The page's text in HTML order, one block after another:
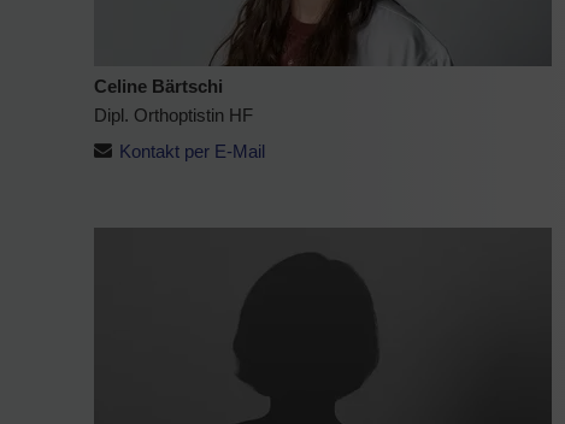
Celine Bärtschi
Dipl. Orthoptistin HF
Kontakt per E-Mail